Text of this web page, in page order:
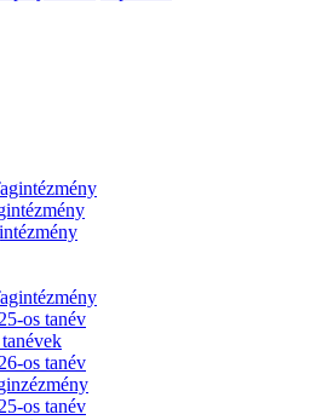
os tanév
os tanév
os tanév